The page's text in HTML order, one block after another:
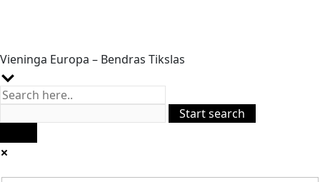
Vieninga Europa – Bendras Tikslas